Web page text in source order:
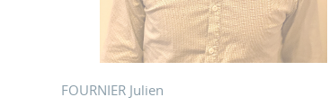
FOURNIER Julien